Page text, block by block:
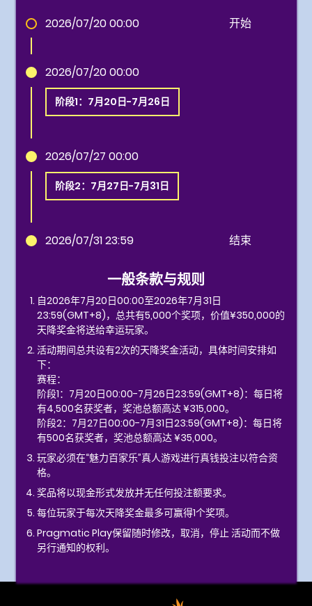
2026/07/20 00:00 开始
2026/07/20 00:00
阶段1：7月20日-7月26日
2026/07/27 00:00
阶段2：7月27日-7月31日
2026/07/31 23:59 结束
一般条款与规则
自2026年7月20日00:00至2026年7月31日
23:59(GMT+8)，总共有5,000个奖项，价值¥350,000的
天降奖金将送给幸运玩家。
活动期间总共设有2次的天降奖金活动，具体时间安排如
下：
赛程：
阶段1：7月20日00:00-7月26日23:59(GMT+8)：每日将
有4,500名获奖者，奖池总额高达 ¥315,000。
阶段2：7月27日00:00-7月31日23:59(GMT+8)：每日将
有500名获奖者，奖池总额高达 ¥35,000。
玩家必须在“魅力百家乐”真人游戏进行真钱投注以符合资
格。
奖品将以现金形式发放并无任何投注额要求。
每位玩家于每次天降奖金最多可赢得1个奖项。
Pragmatic Play保留随时修改，取消，停止 活动而不做
另行通知的权利。